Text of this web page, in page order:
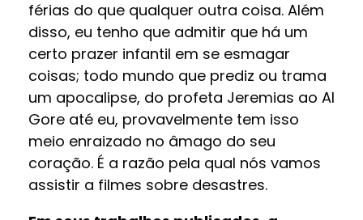
férias do que qualquer outra coisa. Além
disso, eu tenho que admitir que há um
certo prazer infantil em se esmagar
coisas; todo mundo que prediz ou trama
um apocalipse, do profeta Jeremias ao Al
Gore até eu, provavelmente tem isso
meio enraizado no âmago do seu
coração. É a razão pela qual nós vamos
assistir a filmes sobre desastres.